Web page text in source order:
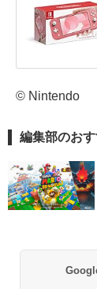
© Nintendo
編集部のお